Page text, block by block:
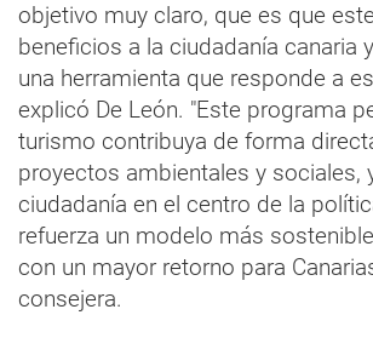
objetivo muy claro, que es que
beneficios a la ciudadanía canaria
una herramienta que responde a
explicó De León. "Este programa
turismo contribuya de forma
proyectos ambientales y sociales,
ciudadanía en el centro de la
refuerza un modelo más
con un mayor retorno para
consejera.